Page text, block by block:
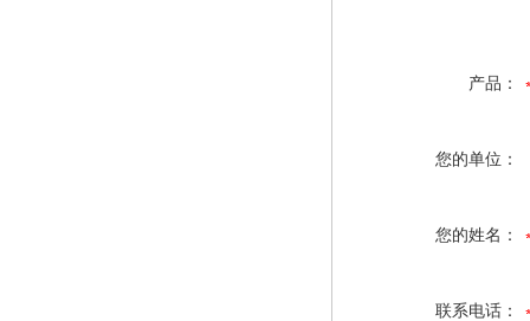
产品：
您的单位：
您的姓名：
联系电话：